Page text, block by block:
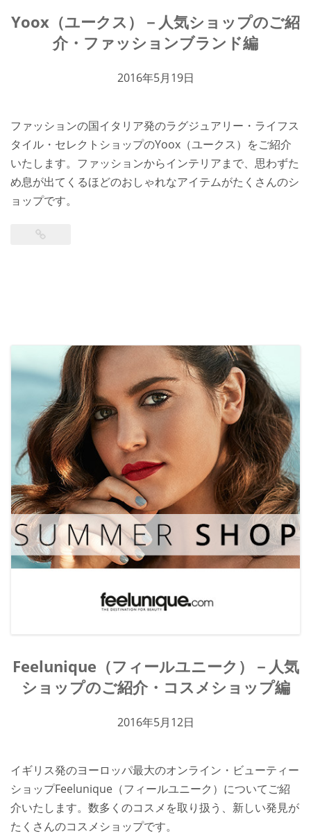
Yoox（ユークス）－人気ショップのご紹
介・ファッションブランド編
2016年5月19日
ファッションの国イタリア発のラグジュアリー・ライフス
タイル・セレクトショップのYoox（ユークス）をご紹介
いたします。ファッションからインテリアまで、思わずた
め息が出てくるほどのおしゃれなアイテムがたくさんのシ
ョップです。
Feelunique（フィールユニーク）－人気
ショップのご紹介・コスメショップ編
2016年5月12日
イギリス発のヨーロッパ最大のオンライン・ビューティー
ショップFeelunique（フィールユニーク）についてご紹
介いたします。数多くのコスメを取り扱う、新しい発見が
たくさんのコスメショップです。